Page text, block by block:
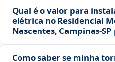
Qual é o valor para
elétrica no Residencial
Nascentes,
Como saber se minha